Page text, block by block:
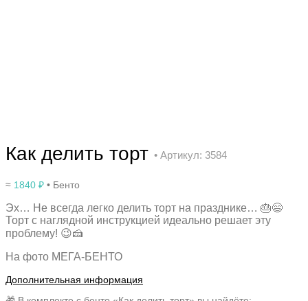
Как делить торт • Артикул: 3584
≈ 1840 ₽ • Бенто
Эх… Не всегда легко делить торт на празднике… 🎂😄
Торт с наглядной инструкцией идеально решает эту
проблему! 😉🍰
На фото МЕГА-БЕНТО
Дополнительная информация